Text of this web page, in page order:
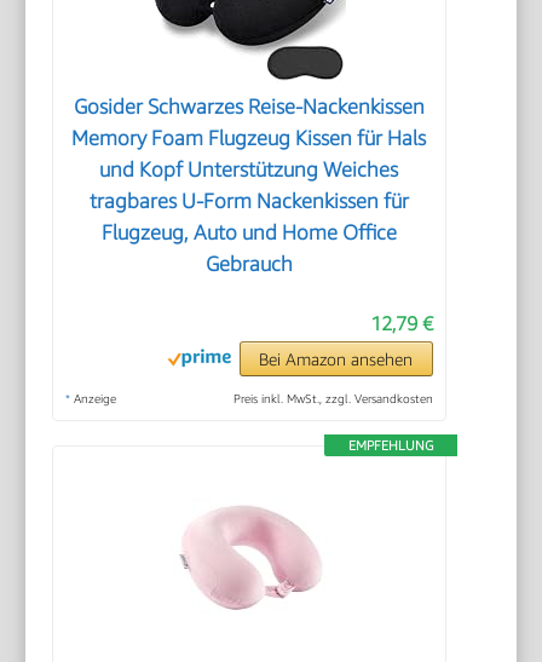
Gosider Schwarzes Reise-Nackenkissen
Memory Foam Flugzeug Kissen für Hals
und Kopf Unterstützung Weiches
tragbares U-Form Nackenkissen für
Flugzeug, Auto und Home Office
Gebrauch
12,79 €
Bei Amazon ansehen
* Anzeige Preis inkl. MwSt., zzgl. Versandkosten
EMPFEHLUNG